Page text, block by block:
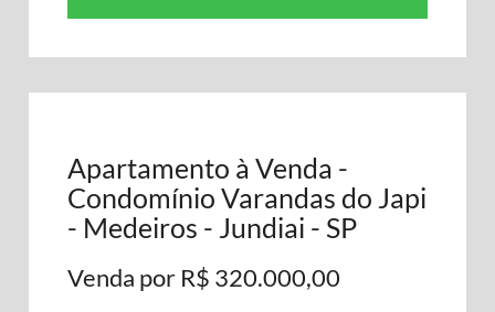
Apartamento à Venda -
Condomínio Varandas do Japi
- Medeiros - Jundiai - SP
Venda por R$ 320.000,00